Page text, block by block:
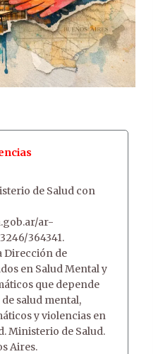
de Salud con
ar-
364341.
Dirección de
en Salud Mental y
que depende
salud mental,
y violencias en
Ministerio de Salud.
Aires.